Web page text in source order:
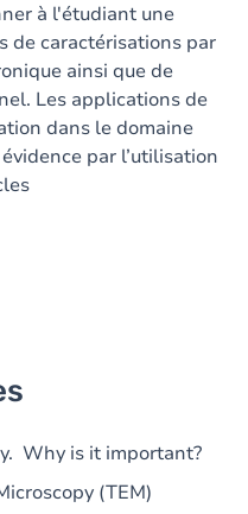
à l'étudiant une
de caractérisations par
ainsi que de
Les applications de
dans le domaine
par l’utilisation
Why is it important?
(TEM)